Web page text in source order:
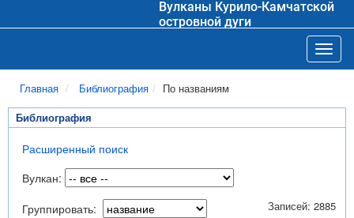
Вулканы Курило-Камчатской
островной дуги
Главная Библиография По названиям
Библиография
Расширенный поиск
Вулкан:
Группировать:
Записей: 2885